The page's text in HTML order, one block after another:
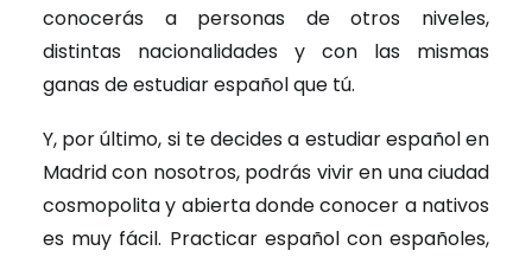
conocerás a personas de otros niveles,
distintas nacionalidades y con las mismas
ganas de estudiar español que tú.
Y, por último, si te decides a estudiar español en
Madrid con nosotros, podrás vivir en una ciudad
cosmopolita y abierta donde conocer a nativos
es muy fácil. Practicar español con españoles,